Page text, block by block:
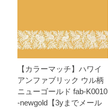
【カラーマッチ】ハワイ
アンファブリック ウル柄
ニューゴールド fab-K0010
-newgold【3yまでメール